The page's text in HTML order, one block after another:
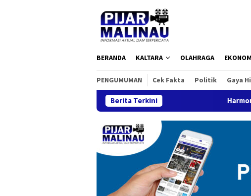
BERANDA KALTARA OLAHRAGA
PENGUMUMAN Cek Fakta Politik Gaya
Berita Terkini Harmoni